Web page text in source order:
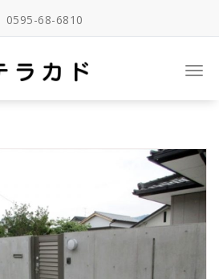
0595-68-6810